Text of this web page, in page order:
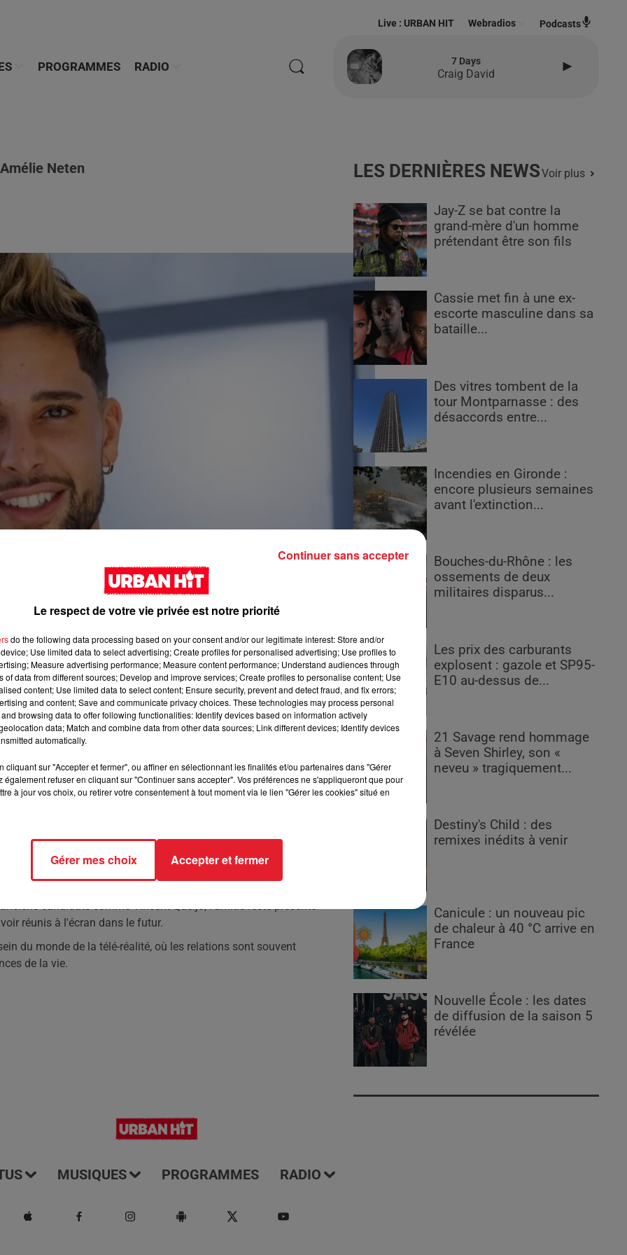
PROGRAMMES RADIO
Live : URBAN HIT Webradios Podcasts
7 Days
Craig David
Neten
cœur et explique pourquoi son amitié avec Amélie
marqué les esprits et continue de faire parler de lui dans
il fait son grand retour dans The Power, diffusé sur W9, où il
ses appréhensions avant de rejoindre l'émission. Se
nécessaires, il a finalement décidé de se lancer dans
qui auraient pu le désavantager.
que malgré une amitié passée forte, le temps et la maturité
mature pour maintenir leur relation, bien qu'il garde une grande
difficiles.
malgré les aléas du business et de la télévision. Eddy
candidats comme Vincent Queijo, l'amitié reste présente
réunis à l'écran dans le futur.
du monde de la télé-réalité, où les relations sont souvent
de la vie.
LES DERNIÈRES NEWSVoir plus
Jay-Z se bat contre la
grand-mère d'un homme
prétendant être son fils
Cassie met fin à une ex-
escorte masculine dans sa
bataille...
Des vitres tombent de la
tour Montparnasse : des
désaccords entre...
Incendies en Gironde :
encore plusieurs semaines
avant l'extinction...
Bouches-du-Rhône : les
ossements de deux
militaires disparus...
Les prix des carburants
explosent : gazole et SP95-
E10 au-dessus de...
21 Savage rend hommage
à Seven Shirley, son «
neveu » tragiquement...
Destiny's Child : des
remixes inédits à venir
Canicule : un nouveau pic
de chaleur à 40 °C arrive en
France
Nouvelle École : les dates
de diffusion de la saison 5
révélée
MUSIQUES PROGRAMMES RADIO
Le respect de votre vie privée est notre priorité
do the following data processing based on your consent and/or our legitimate interest: Store and/or
Use limited data to select advertising; Create profiles for personalised advertising; Use profiles to
Measure advertising performance; Measure content performance; Understand audiences through
of data from different sources; Develop and improve services; Create profiles to personalise content; Use
content; Use limited data to select content; Ensure security, prevent and detect fraud, and fix errors;
and content; Save and communicate privacy choices. These technologies may process personal
browsing data to offer following functionalities: Identify devices based on information actively
data; Match and combine data from other data sources; Link different devices; Identify devices
automatically.
cliquant sur "Accepter et fermer", ou affiner en sélectionnant les finalités et/ou partenaires dans "Gérer
également refuser en cliquant sur "Continuer sans accepter". Vos préférences ne s'appliqueront que pour
à jour vos choix, ou retirer votre consentement à tout moment via le lien "Gérer les cookies" situé en
Gérer mes choix Accepter et fermer
Continuer sans accepter